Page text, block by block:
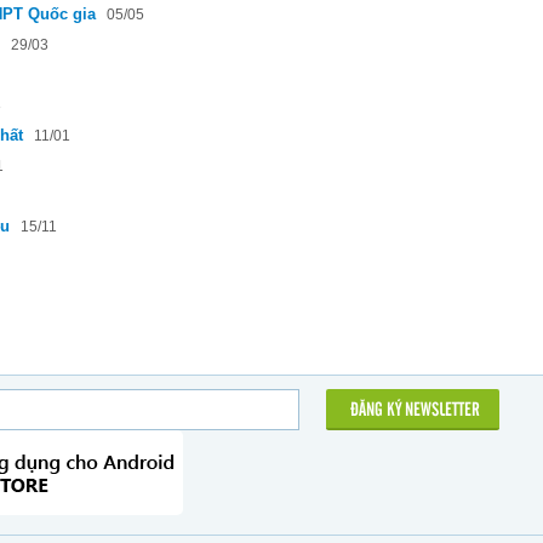
Quốc gia
05/05
29/03
11/01
15/11
ĐĂNG KÝ NEWSLETTER